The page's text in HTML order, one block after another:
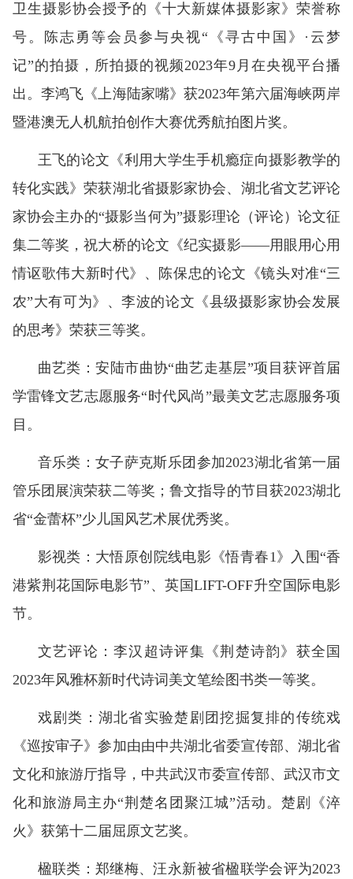
卫生摄影协会授予的《十大新媒体摄影家》荣誉称
号。陈志勇等会员参与央视“《寻古中国》·云梦
记”的拍摄，所拍摄的视频2023年9月在央视平台播
出。李鸿飞《上海陆家嘴》获2023年第六届海峡两岸
暨港澳无人机航拍创作大赛优秀航拍图片奖。
王飞的论文《利用大学生手机瘾症向摄影教学的
转化实践》荣获湖北省摄影家协会、湖北省文艺评论
家协会主办的“摄影当何为”摄影理论（评论）论文征
集二等奖，祝大桥的论文《纪实摄影——用眼用心用
情讴歌伟大新时代》、陈保忠的论文《镜头对准“三
农”大有可为》、李波的论文《县级摄影家协会发展
的思考》荣获三等奖。
曲艺类：安陆市曲协“曲艺走基层”项目获评首届
学雷锋文艺志愿服务“时代风尚”最美文艺志愿服务项
目。
音乐类：女子萨克斯乐团参加2023湖北省第一届
管乐团展演荣获二等奖；鲁文指导的节目获2023湖北
省“金蕾杯”少儿国风艺术展优秀奖。
影视类：大悟原创院线电影《悟青春1》入围“香
港紫荆花国际电影节”、英国LIFT-OFF升空国际电影
节。
文艺评论：李汉超诗评集《荆楚诗韵》获全国
2023年风雅杯新时代诗词美文笔绘图书类一等奖。
戏剧类：湖北省实验楚剧团挖掘复排的传统戏
《巡按审子》参加由由中共湖北省委宣传部、湖北省
文化和旅游厅指导，中共武汉市委宣传部、武汉市文
化和旅游局主办“荆楚名团聚江城”活动。楚剧《淬
火》获第十二届屈原文艺奖。
楹联类：郑继梅、汪永新被省楹联学会评为2023